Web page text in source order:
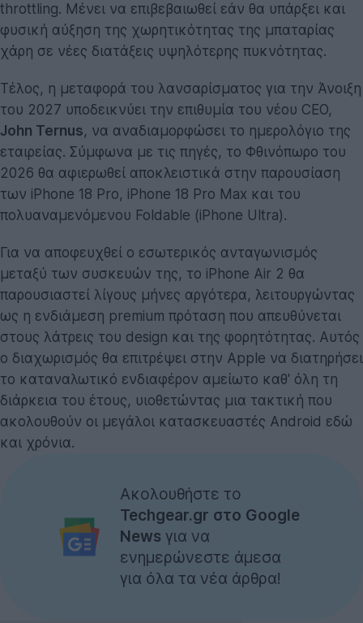
throttling. Μένει να επιβεβαιωθεί εάν θα υπάρξει και
φυσική αύξηση της χωρητικότητας της μπαταρίας
χάρη σε νέες διατάξεις υψηλότερης πυκνότητας.
Τέλος, η μεταφορά του λανσαρίσματος για την Άνοιξη
του 2027 υποδεικνύει την επιθυμία του νέου CEO,
John Ternus, να αναδιαμορφώσει το ημερολόγιο της
εταιρείας. Σύμφωνα με τις πηγές, το Φθινόπωρο του
2026 θα αφιερωθεί αποκλειστικά στην παρουσίαση
των iPhone 18 Pro, iPhone 18 Pro Max και του
πολυαναμενόμενου Foldable (iPhone Ultra).
Για να αποφευχθεί ο εσωτερικός ανταγωνισμός
μεταξύ των συσκευών της, το iPhone Air 2 θα
παρουσιαστεί λίγους μήνες αργότερα, λειτουργώντας
ως η ενδιάμεση premium πρόταση που απευθύνεται
στους λάτρεις του design και της φορητότητας. Αυτός
ο διαχωρισμός θα επιτρέψει στην Apple να διατηρήσει
το καταναλωτικό ενδιαφέρον αμείωτο καθ' όλη τη
διάρκεια του έτους, υιοθετώντας μια τακτική που
ακολουθούν οι μεγάλοι κατασκευαστές Android εδώ
και χρόνια.
Ακολουθήστε το
Techgear.gr στο Google
News για να
ενημερώνεστε άμεσα
για όλα τα νέα άρθρα!